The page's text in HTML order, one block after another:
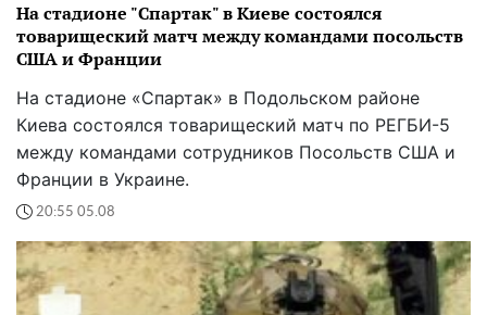
На стадионе "Спартак" в Киеве состоялся
товарищеский матч между командами посольств
США и Франции
На стадионе «Спартак» в Подольском районе
Киева состоялся товарищеский матч по РЕГБИ-5
между командами сотрудников Посольств США и
Франции в Украине.
20:55 05.08